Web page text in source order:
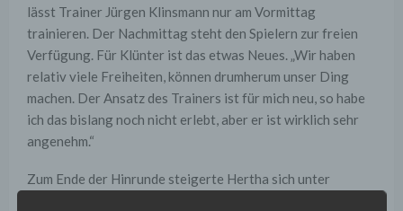
lässt Trainer Jürgen Klinsmann nur am Vormittag
trainieren. Der Nachmittag steht den Spielern zur freien
Verfügung. Für Klünter ist das etwas Neues. „Wir haben
relativ viele Freiheiten, können drumherum unser Ding
machen. Der Ansatz des Trainers ist für mich neu, so habe
ich das bislang noch nicht erlebt, aber er ist wirklich sehr
angenehm.“
Zum Ende der Hinrunde steigerte Hertha sich unter